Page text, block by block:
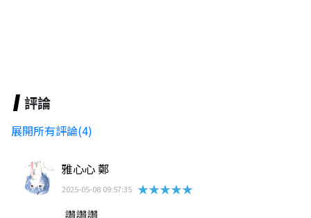
評論
展開所有評論(4)
雅心心 鄭
2025-05-08 09:57:35 ★★★★★